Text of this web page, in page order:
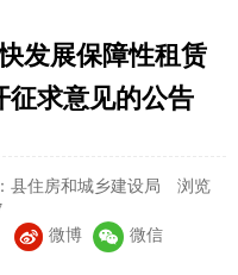
发展保障性租赁
征求意见的公告
县住房和城乡建设局
浏览
微博 微信